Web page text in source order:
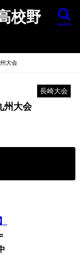
校野
search
大会
長崎大会
州大会